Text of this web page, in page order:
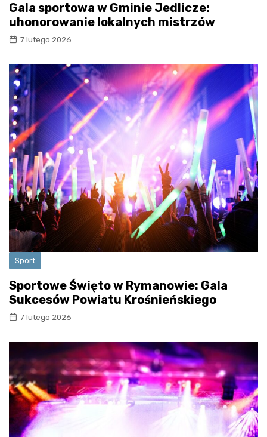
Gala sportowa w Gminie Jedlicze:
uhonorowanie lokalnych mistrzów
7 lutego 2026
Sport
Sportowe Święto w Rymanowie: Gala
Sukcesów Powiatu Krośnieńskiego
7 lutego 2026